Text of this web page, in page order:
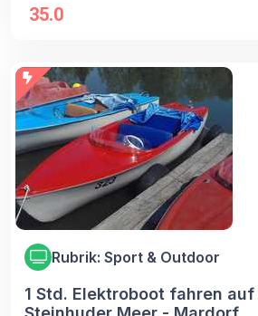
35.0
Rubrik: Sport & Outdoor
1 Std. Elektroboot fahren auf